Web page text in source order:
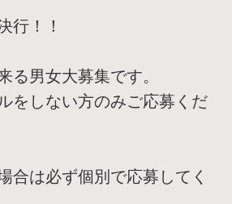
行！！
る男女大募集です。
をしない方のみご応募くだ
合は必ず個別で応募してく